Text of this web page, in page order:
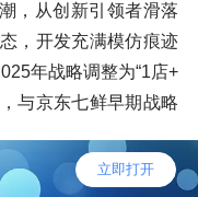
，从创新引领者滑落
，开发充满模仿痕迹
年战略调整为“1店+
与京东七鲜早期战略
质背离。